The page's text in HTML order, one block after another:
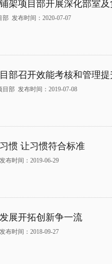
架项目部开展深化部室
发布时间：2020-07-07
部召开效能考核和管理
部 发布时间：2019-07-08
惯 让习惯符合标准
布时间：2019-06-29
展开拓创新争一流
布时间：2018-09-27